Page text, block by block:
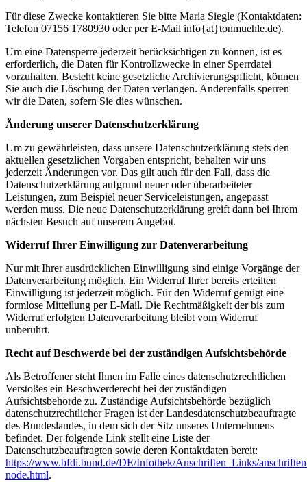
Für diese Zwecke kontaktieren Sie bitte Maria Siegle (Kontaktdaten:
Telefon 07156 1780930 oder per E-Mail info{at}tonmuehle.de).
Um eine Datensperre jederzeit berücksichtigen zu können, ist es
erforderlich, die Daten für Kontrollzwecke in einer Sperrdatei
vorzuhalten. Besteht keine gesetzliche Archivierungspflicht, können
Sie auch die Löschung der Daten verlangen. Anderenfalls sperren
wir die Daten, sofern Sie dies wünschen.
Änderung unserer Datenschutzerklärung
Um zu gewährleisten, dass unsere Datenschutzerklärung stets den
aktuellen gesetzlichen Vorgaben entspricht, behalten wir uns
jederzeit Änderungen vor. Das gilt auch für den Fall, dass die
Datenschutzerklärung aufgrund neuer oder überarbeiteter
Leistungen, zum Beispiel neuer Serviceleistungen, angepasst
werden muss. Die neue Datenschutzerklärung greift dann bei Ihrem
nächsten Besuch auf unserem Angebot.
Widerruf Ihrer Einwilligung zur Datenverarbeitung
Nur mit Ihrer ausdrücklichen Einwilligung sind einige Vorgänge der
Datenverarbeitung möglich. Ein Widerruf Ihrer bereits erteilten
Einwilligung ist jederzeit möglich. Für den Widerruf genügt eine
formlose Mitteilung per E-Mail. Die Rechtmäßigkeit der bis zum
Widerruf erfolgten Datenverarbeitung bleibt vom Widerruf
unberührt.
Recht auf Beschwerde bei der zuständigen Aufsichtsbehörde
Als Betroffener steht Ihnen im Falle eines datenschutzrechtlichen
Verstoßes ein Beschwerderecht bei der zuständigen
Aufsichtsbehörde zu. Zuständige Aufsichtsbehörde bezüglich
datenschutzrechtlicher Fragen ist der Landesdatenschutzbeauftragte
des Bundeslandes, in dem sich der Sitz unseres Unternehmens
befindet. Der folgende Link stellt eine Liste der
Datenschutzbeauftragten sowie deren Kontaktdaten bereit:
https://www.bfdi.bund.de/DE/Infothek/Anschriften_Links/
node.html.